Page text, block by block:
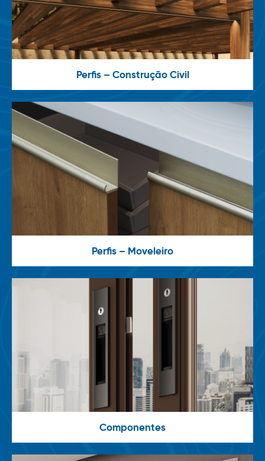
Perfis – Construção Civil
Perfis – Moveleiro
Componentes